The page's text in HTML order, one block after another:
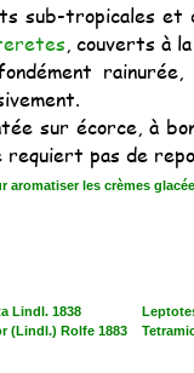
sub-tropicales
, couverts à
sur écorce, à
pas de
aromatiser les crèmes
Lindl. 1838
(Lindl.) Rolfe 1883